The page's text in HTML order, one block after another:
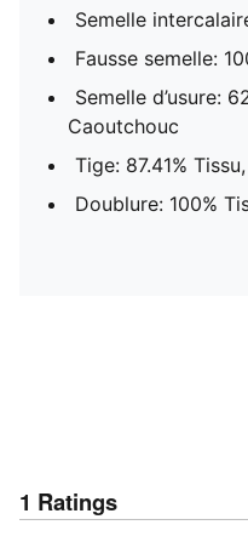
Semelle
Fausse semelle:
Semelle d’usure:
Caoutchouc
Tige: 87.41%
Doublure: 100%
1 Ratings